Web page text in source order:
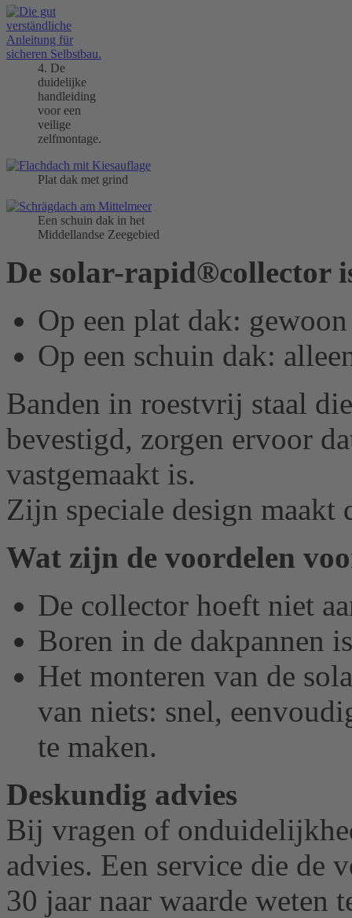
4. De
duidelijke
handleiding
voor een
veilige
zelfmontage.
Plat dak met grind
Een schuin dak in het
Middellandse Zeegebied
De solar-rapid®collector
Op een plat dak:
Op een schuin dak:
Banden in roestvrij staal
bevestigd, zorgen ervoor
vastgemaakt is.
Zijn speciale design maakt
Wat zijn de voordelen
De collector hoeft niet
Boren in de dakpannen
Het monteren van de
van niets: snel,
te maken.
Deskundig advies
Bij vragen of
advies. Een service die de
30 jaar naar waarde weten